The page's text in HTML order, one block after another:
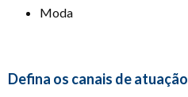
Moda
Defina os canais de atuação